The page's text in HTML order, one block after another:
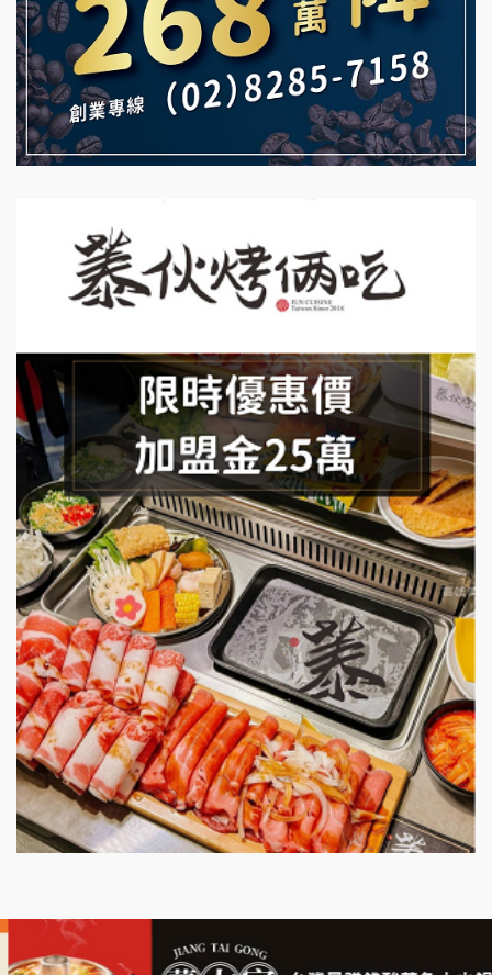
MUSHEN徵SPA美容芳療師
日十。早午食加盟說明會
拾鑶火鍋加盟說明會
TEA TOP加盟說明會
珍好味臭臭鍋加盟說明會
藍象廷泰式火鍋加盟說明會
上宇林加盟說明會
莫尼早餐Morni加盟說明會
手作功夫茶加盟說明會
SHARE TEA歇腳亭加盟說明會
潮味決-湯滷專門店加盟說明會
鬍子茶加盟說明會
鮮茶道加盟說明會
微風亭鐵板燒加盟說明會
漫步藍咖啡加盟說明會
明石章魚燒加盟說明會
出櫃加盟說明會
千香漢堡加盟說明會
拉亞漢堡加盟說明會